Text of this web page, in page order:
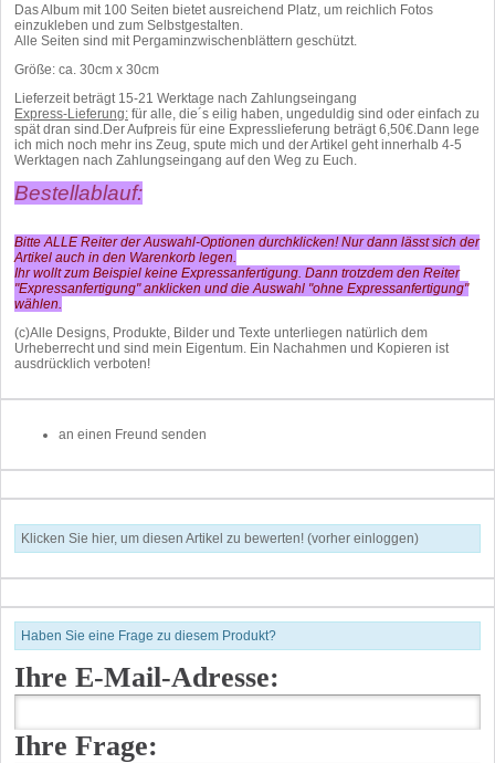
Das Album mit 100 Seiten bietet ausreichend Platz, um reichlich Fotos
einzukleben und zum Selbstgestalten.
Alle Seiten sind mit Pergaminzwischenblättern geschützt.
Größe: ca. 30cm x 30cm
Lieferzeit beträgt 15-21 Werktage nach Zahlungseingang
Express-Lieferung: für alle, die´s eilig haben, ungeduldig sind oder einfach zu
spät dran sind.Der Aufpreis für eine Expresslieferung beträgt 6,50€.Dann lege
ich mich noch mehr ins Zeug, spute mich und der Artikel geht innerhalb 4-5
Werktagen nach Zahlungseingang auf den Weg zu Euch.
Bestellablauf:
Bitte ALLE Reiter der Auswahl-Optionen durchklicken! Nur dann lässt sich der
Artikel auch in den Warenkorb legen.
Ihr wollt zum Beispiel keine Expressanfertigung. Dann trotzdem den Reiter
"Expressanfertigung" anklicken und die Auswahl "ohne Expressanfertigung"
wählen.
(c)Alle Designs, Produkte, Bilder und Texte unterliegen natürlich dem
Urheberrecht und sind mein Eigentum. Ein Nachahmen und Kopieren ist
ausdrücklich verboten!
an einen Freund senden
Klicken Sie hier, um diesen Artikel zu bewerten! (vorher einloggen)
Haben Sie eine Frage zu diesem Produkt?
Ihre E-Mail-Adresse:
Ihre Frage: